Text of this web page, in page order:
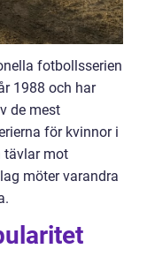
fotbollsserien
1988 och har
de mest
för kvinnor i
tävlar mot
möter varandra